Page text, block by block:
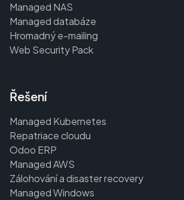
Managed NAS
Managed databáze
Hromadný e-mailing
Web Security Pack
Řešení
Managed Kubernetes
Repatriace cloudu
Odoo ERP
Managed AWS
Zálohování a disaster recovery
Managed Windows